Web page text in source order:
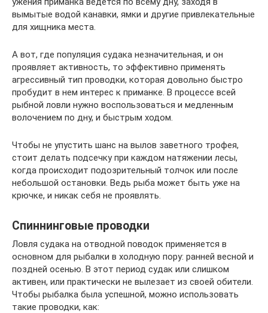
вымытые водой канавки, ямки и другие привлекательные
для хищника места.
А вот, где популяция судака незначительная, и он
проявляет активность, то эффективно применять
агрессивный тип проводки, которая довольно быстро
пробудит в нем интерес к приманке. В процессе всей
рыбной ловли нужно воспользоваться и медленным
волочением по дну, и быстрым ходом.
Чтобы не упустить шанс на вылов заветного трофея,
стоит делать подсечку при каждом натяжении лесы,
когда происходит подозрительный толчок или после
небольшой остановки. Ведь рыба может быть уже на
крючке, и никак себя не проявлять.
Спиннинговые проводки
Ловля судака на отводной поводок применяется в
основном для рыбалки в холодную пору: ранней весной и
поздней осенью. В этот период судак или слишком
активен, или практически не вылезает из своей обители.
Чтобы рыбалка была успешной, можно использовать
такие проводки, как: